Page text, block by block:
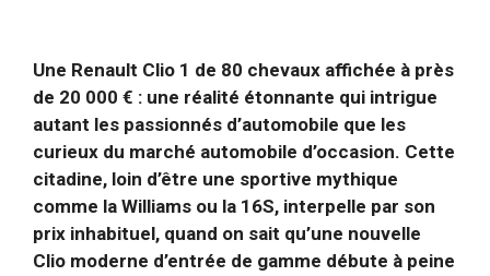
Une Renault Clio 1 de 80 chevaux affichée à près
de 20 000 € : une réalité étonnante qui intrigue
autant les passionnés d’automobile que les
curieux du marché automobile d’occasion. Cette
citadine, loin d’être une sportive mythique
comme la Williams ou la 16S, interpelle par son
prix inhabituel, quand on sait qu’une nouvelle
Clio moderne d’entrée de gamme débute à peine